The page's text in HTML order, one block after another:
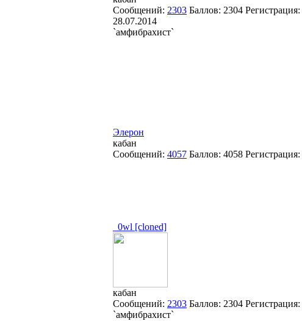
Сообщений: 2303 Баллов: 2304 Регистрация:
28.07.2014
`амфибрахист`
Элерон
кабан
Сообщений: 4057 Баллов: 4058 Регистрация:
_0wl [cloned]
кабан
Сообщений: 2303 Баллов: 2304 Регистрация:
`амфибрахист`